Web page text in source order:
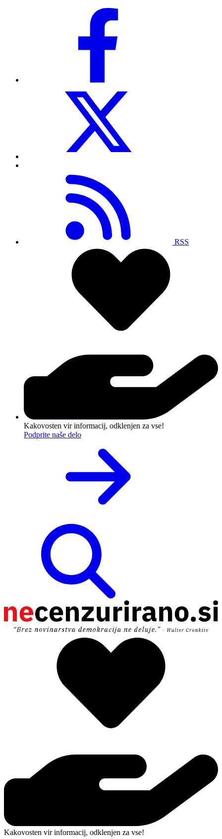
RSS
Kakovosten vir informacij, odklenjen za vse!
Podprite naše delo
Kakovosten vir informacij, odklenjen za vse!